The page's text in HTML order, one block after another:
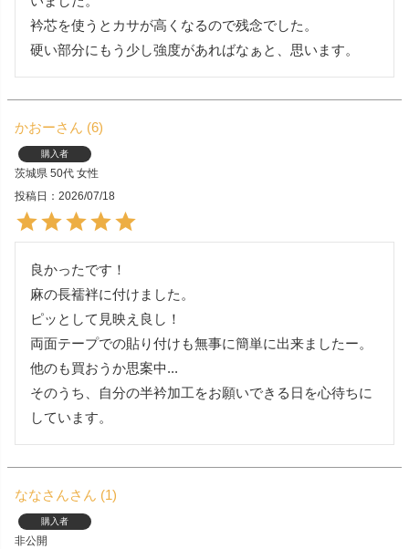
衿芯を使うとカサが高くなるので残念でした。
硬い部分にもう少し強度があればなぁと、思います。
かおー 6
購入者
茨城県 50代 女性
投稿日
2026/07/18
良かったです！
麻の長襦袢に付けました。
ピッとして見映え良し！
両面テープでの貼り付けも無事に簡単に出来ましたー。
他のも買おうか思案中...
そのうち、自分の半衿加工をお願いできる日を心待ちに
しています。
ななさん 1
購入者
非公開